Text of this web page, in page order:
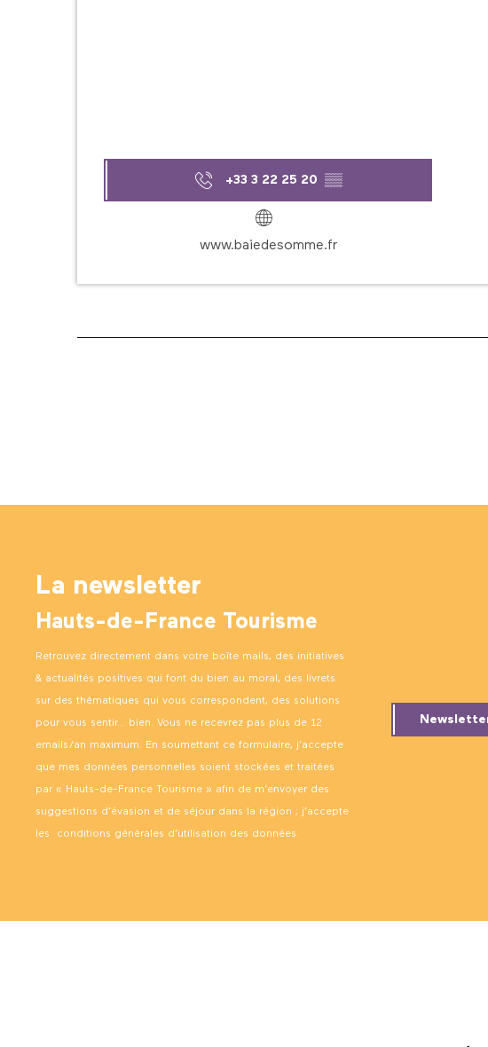
+33 3 22 25 20 ▒▒
www.baiedesomme.fr
La newsletter
Hauts-de-France Tourisme
Retrouvez directement dans votre boîte mails, des initiatives
& actualités positives qui font du bien au moral, des livrets
sur des thématiques qui vous correspondent, des solutions
pour vous sentir… bien. Vous ne recevrez pas plus de 12
emails/an maximum. En soumettant ce formulaire, j’accepte
que mes données personnelles soient stockées et traitées
par « Hauts-de-France Tourisme » afin de m’envoyer des
suggestions d’évasion et de séjour dans la région ; j’accepte
les conditions générales d’utilisation des données.